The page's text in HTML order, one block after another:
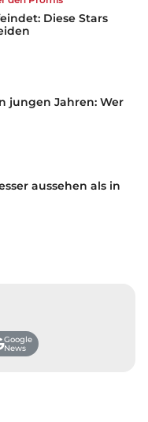
Diese Stars
jungen Jahren: Wer
aussehen als in
Google
News